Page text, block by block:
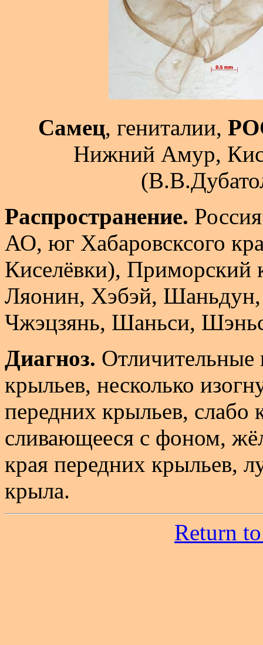
Самец, гениталии,
Нижний Амур,
Распространение.
АО, юг Хабаровсксого
Киселёвки), Приморский
Ляонин, Хэбэй,
Чжэцзянь, Шаньси,
Диагноз. Отличительные
крыльев, несколько
передних крыльев, слабо
сливающееся с фоном,
края передних крыльев,
крыла.
Return